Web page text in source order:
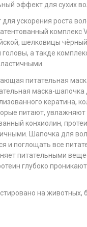
эффект для сухих
ускорения роста
комплекс
шелковицы
а такде
питательная
маска-
кератина,
питают,
конхиолин,
Шапочка для
и поглощать все
питательными
глубоко
на животных,